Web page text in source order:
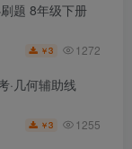
题 8年级下册
￥3 1272
·几何辅助线
￥3 1255